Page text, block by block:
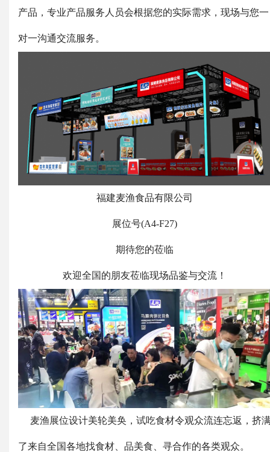
产品，专业产品服务人员会根据您的实际需求，现场与您一
对一沟通交流服务。
福建麦渔食品有限公司
展位号(A4-F27)
期待您的莅临
欢迎全国的朋友莅临现场品鉴与交流！
麦渔展位设计美轮美奂，试吃食材令观众流连忘返，挤
了来自全国各地找食材、品美食、寻合作的各类观众。